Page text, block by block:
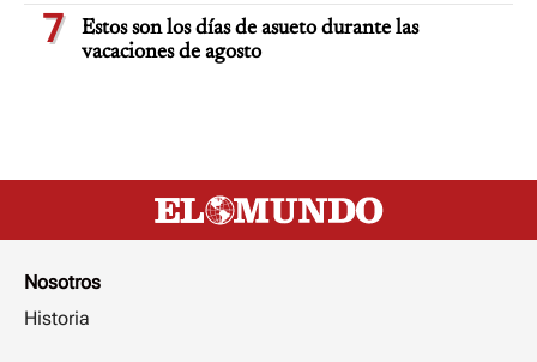
7
Estos son los días de asueto durante las
vacaciones de agosto
Nosotros
Historia